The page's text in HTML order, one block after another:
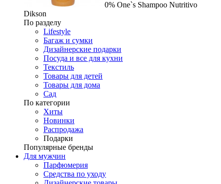
0% One`s Shampoo Nutritivo
Dikson
По разделу
Lifestyle
Багаж и сумки
Дизайнерские подарки
Посуда и все для кухни
Текстиль
Товары для детей
Товары для дома
Сад
По категории
Хиты
Новинки
Распродажа
Подарки
Популярные бренды
Для мужчин
Парфюмерия
Средства по уходу